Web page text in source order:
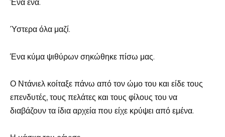
Ένα ένα.
Ύστερα όλα μαζί.
Ένα κύμα ψιθύρων σηκώθηκε πίσω μας.
Ο Ντάνιελ κοίταξε πάνω από τον ώμο του και είδε τους
επενδυτές, τους πελάτες και τους φίλους του να
διαβάζουν τα ίδια αρχεία που είχε κρύψει από εμένα.